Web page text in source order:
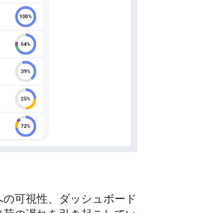
可視性、ダッシュボード